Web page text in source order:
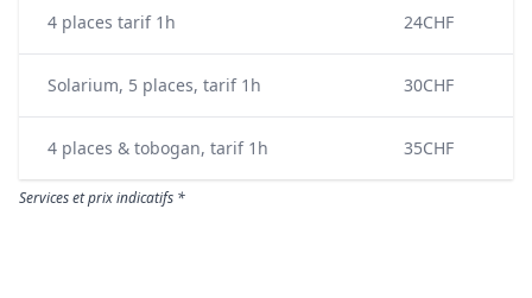
4 places tarif 1h 24CHF
Solarium, 5 places, tarif 1h 30CHF
4 places & tobogan, tarif 1h 35CHF
Services et prix indicatifs *